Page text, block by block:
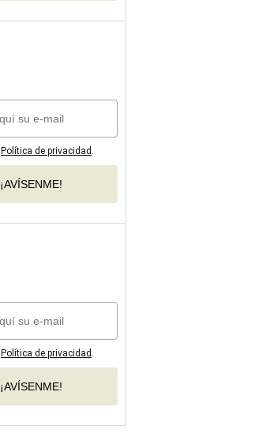
Política de privacidad
¡AVÍSENME!
Política de privacidad
¡AVÍSENME!